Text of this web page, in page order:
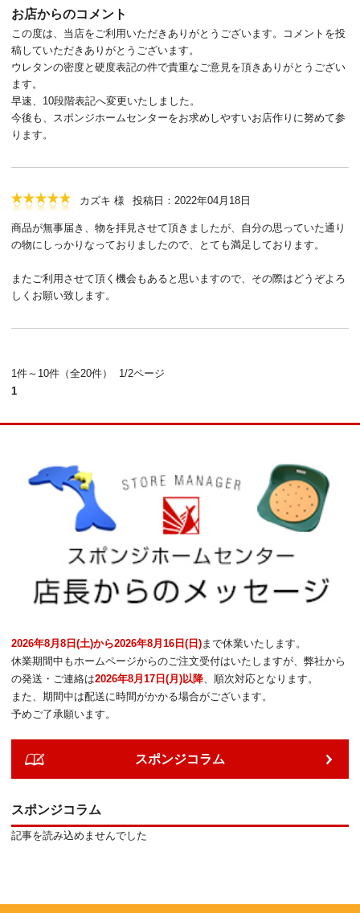
お店からのコメント
この度は、当店をご利用いただきありがとうございます。コメントを投
稿していただきありがとうございます。
ウレタンの密度と硬度表記の件で貴重なご意見を頂きありがとうござい
ます。
早速、10段階表記へ変更いたしました。
今後も、スポンジホームセンターをお求めしやすいお店作りに努めて参
ります。
カズキ 様 投稿日：2022年04月18日
商品が無事届き、物を拝見させて頂きましたが、自分の思っていた通り
の物にしっかりなっておりましたので、とても満足しております。
またご利用させて頂く機会もあると思いますので、その際はどうぞよろ
しくお願い致します。
1件～10件（全20件） 1/2ページ
1
2026年8月8日(土)から2026年8月16日(日) まで休業いたします。
休業期間中もホームページからのご注文受付はいたしますが、弊社から
の発送・ご連絡は2026年8月17日(月)以降 、順次対応となります。
また、期間中は配送に時間がかかる場合がございます。
予めご了承願います。
スポンジコラム
スポンジコラム
記事を読み込めませんでした